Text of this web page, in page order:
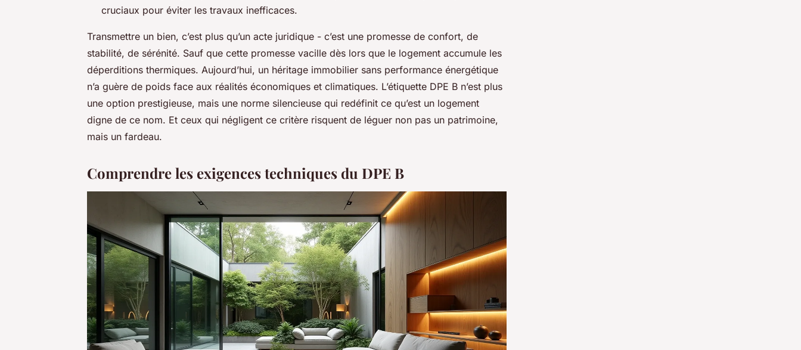
cruciaux pour éviter les travaux inefficaces.
Transmettre un bien, c’est plus qu’un acte juridique - c’est une promesse de confort, de
stabilité, de sérénité. Sauf que cette promesse vacille dès lors que le logement accumule les
déperditions thermiques. Aujourd’hui, un héritage immobilier sans performance énergétique
n’a guère de poids face aux réalités économiques et climatiques. L’étiquette DPE B n’est plus
une option prestigieuse, mais une norme silencieuse qui redéfinit ce qu’est un logement
digne de ce nom. Et ceux qui négligent ce critère risquent de léguer non pas un patrimoine,
mais un fardeau.
Comprendre les exigences techniques du DPE B